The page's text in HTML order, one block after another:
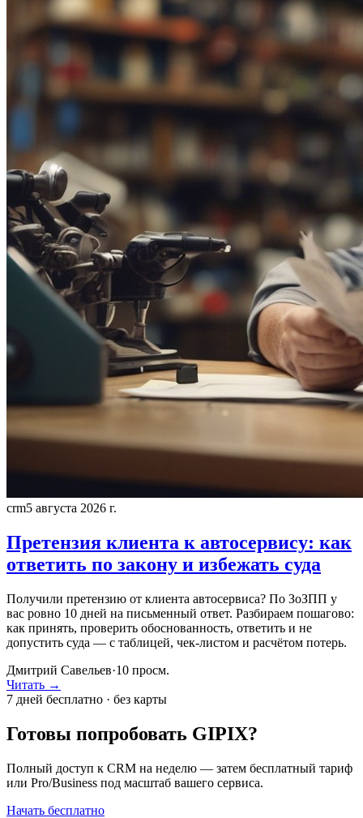
crm5 августа 2026 г.
Претензия клиента к автосервису: как
ответить по закону и избежать суда
Получили претензию от клиента автосервиса? По ЗоЗПП у
вас ровно 10 дней на письменный ответ. Разбираем пошагово:
как принять, проверить обоснованность, ответить и не
допустить суда — с таблицей, чек-листом и расчётом потерь.
Дмитрий Савельев·10 просм.
Читать →
7 дней бесплатно · без карты
Готовы попробовать GIPIX?
Полный доступ к CRM на неделю — затем бесплатный тариф
или Pro/Business под масштаб вашего сервиса.
Начать бесплатно